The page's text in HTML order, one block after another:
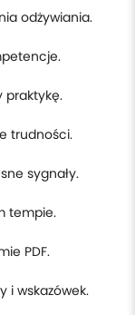
odżywiania.
praktykę.
trudności.
sygnały.
tempie.
PDF.
i wskazówek.